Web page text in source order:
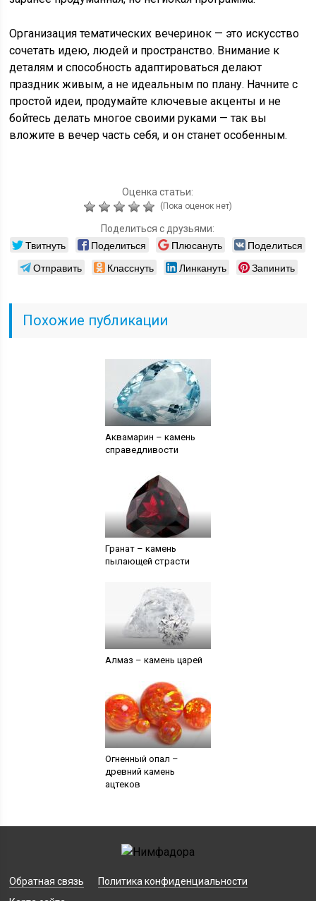
Организация тематических вечеринок — это искусство
сочетать идею, людей и пространство. Внимание к
деталям и способность адаптироваться делают
праздник живым, а не идеальным по плану. Начните с
простой идеи, продумайте ключевые акценты и не
бойтесь делать многое своими руками — так вы
вложите в вечер часть себя, и он станет особенным.
Оценка статьи:
(Пока оценок нет)
Поделиться с друзьями:
Твитнуть Поделиться Плюсануть
Поделиться
Отправить
Класснуть Линкануть Запинить
Похожие публикации
Аквамарин – камень
справедливости
Гранат – камень
пылающей страсти
Алмаз – камень царей
Огненный опал –
древний камень
ацтеков
Обратная связь
Политика конфиденциальности